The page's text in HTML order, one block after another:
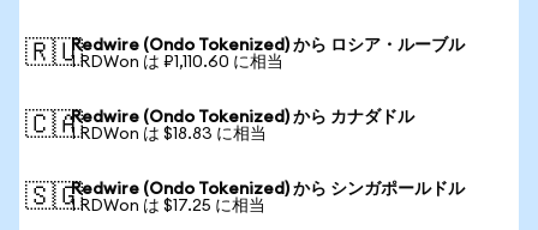
🇷🇺Redwire (Ondo Tokenized) から ロシア・ルーブル
1 RDWon は ₽1,110.60 に相当
🇨🇦Redwire (Ondo Tokenized) から カナダドル
1 RDWon は $18.83 に相当
🇸🇬Redwire (Ondo Tokenized) から シンガポールドル
1 RDWon は $17.25 に相当